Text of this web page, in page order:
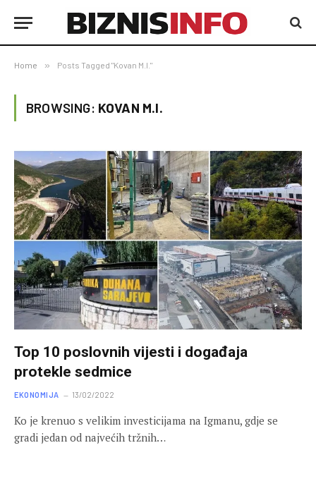
Home » Posts Tagged "Kovan M.I."
BROWSING: KOVAN M.I.
Top 10 poslovnih vijesti i događaja
protekle sedmice
EKONOMIJA 13/02/2022
Ko je krenuo s velikim investicijama na Igmanu, gdje se
gradi jedan od najvećih tržnih…